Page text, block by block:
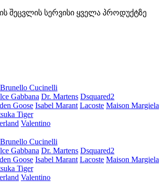
შეცვლის სერვისი ყველა პროდუქტზე
Brunello Cucinelli
Gabbana Dr. Martens Dsquared2
Goose Isabel Marant Lacoste Maison Margiela
Tiger
Valentino
Brunello Cucinelli
Gabbana Dr. Martens Dsquared2
Goose Isabel Marant Lacoste Maison Margiela
Tiger
Valentino